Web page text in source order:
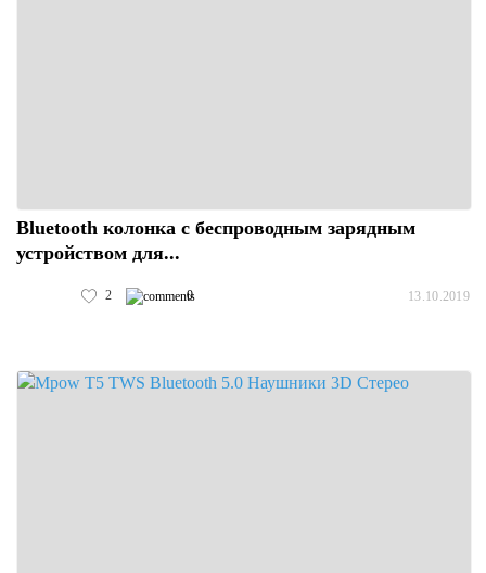
Bluetooth колонка с беспроводным зарядным
устройством для...
2 0 13.10.2019